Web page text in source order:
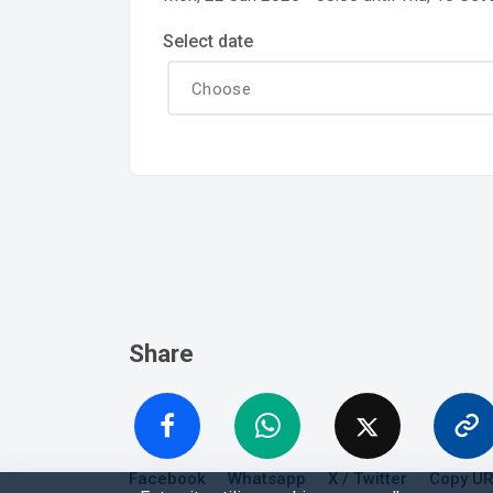
Select date
Share
Facebook Whatsapp X / Twitter Copy